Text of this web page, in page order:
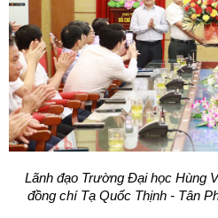
Lãnh đạo Trường Đại học Hùng
đồng chí Tạ Quốc Thịnh - Tân